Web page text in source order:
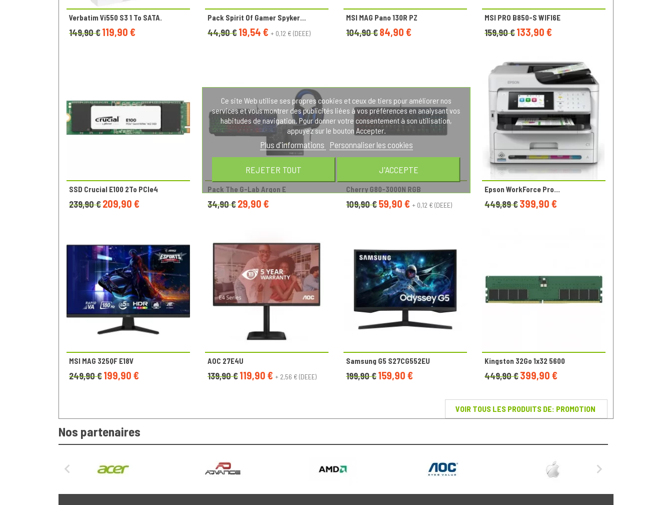
Verbatim Vi550 S3 1 To SATA.
149,90 €119,90 €
Pack Spirit Of Gamer Spyker...
44,90 €19,54 € + 0,12 € (DEEE)
MSI MAG Pano 130R PZ
104,90 €84,90 €
MSI PRO B850-S WIFI6E
159,90 €133,90 €
SSD Crucial E100 2To PCIe4
239,90 €209,90 €
Pack The G-Lab Argon E
34,90 €29,90 €
Cherry G80-3000N RGB
109,90 €59,90 € + 0,12 € (DEEE)
Epson WorkForce Pro...
449,89 €399,90 €
MSI MAG 325QF E18V
249,90 €199,90 €
AOC 27E4U
139,90 €119,90 € + 2,56 € (DEEE)
Samsung G5 S27CG552EU
199,90 €159,90 €
Kingston 32Go 1x32 5600
449,90 €399,90 €
VOIR TOUS LES PRODUITS DE: PROMOTION
Nos partenaires
 
Ce site Web utilise ses propres cookies et ceux de tiers pour améliorer nos
services et vous montrer des publicités liées à vos préférences en analysant vos
habitudes de navigation. Pour donner votre consentement à son utilisation,
appuyez sur le bouton Accepter.
Plus d'informations Personnaliser les cookies
REJETER TOUT J'ACCEPTE